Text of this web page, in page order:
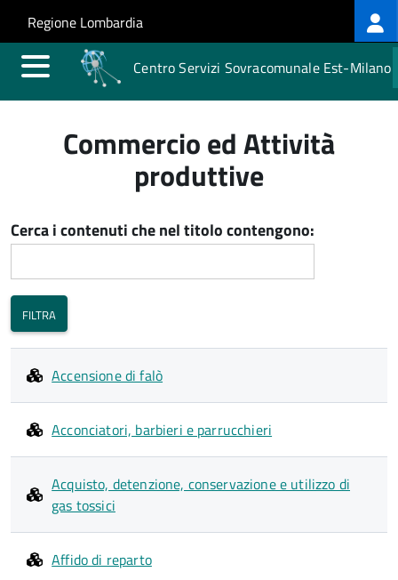
Salta al contenuto principale
Skip to site navigation
Regione Lombardia
Centro Servizi Sovracomunale Est-Milano
Commercio ed Attività
produttive
Cerca i contenuti che nel titolo contengono:
Accensione di falò
Acconciatori, barbieri e parrucchieri
Acquisto, detenzione, conservazione e utilizzo di
gas tossici
Affido di reparto